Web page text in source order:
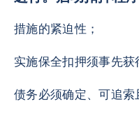
措施的紧迫性；
实施保全扣押须事先获
债务必须确定、可追索